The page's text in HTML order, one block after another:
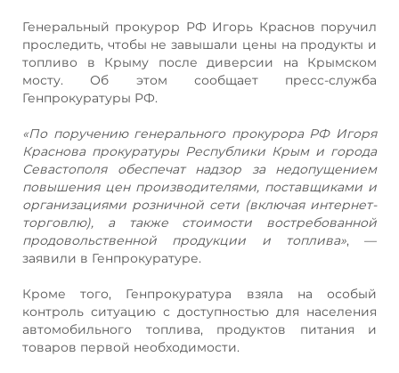
Генеральный прокурор РФ Игорь Краснов поручил
проследить, чтобы не завышали цены на продукты и
топливо в Крыму после диверсии на Крымском
мосту. Об этом сообщает пресс-служба
Генпрокуратуры РФ.
«По поручению генерального прокурора РФ Игоря
Краснова прокуратуры Республики Крым и города
Севастополя обеспечат надзор за недопущением
повышения цен производителями, поставщиками и
организациями розничной сети (включая интернет-
торговлю), а также стоимости востребованной
продовольственной продукции и топлива», —
заявили в Генпрокуратуре.
Кроме того, Генпрокуратура взяла на особый
контроль ситуацию с доступностью для населения
автомобильного топлива, продуктов питания и
товаров первой необходимости.